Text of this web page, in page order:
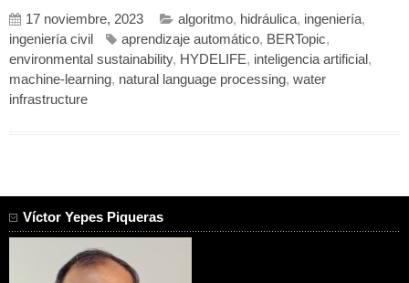
17 noviembre, 2023 algoritmo, hidráulica, ingeniería,
ingeniería civil
aprendizaje automático, BERTopic,
environmental sustainability, HYDELIFE, inteligencia artificial,
machine-learning, natural language processing, water
infrastructure
Víctor Yepes Piqueras